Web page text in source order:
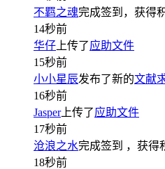
不羁之魂完成签到，获得
14秒前
华仔 上传了应助文件
15秒前
小小星辰发布了新的文献
16秒前
Jasper上传了应助文件
17秒前
沧浪之水完成签到 ，获得
18秒前